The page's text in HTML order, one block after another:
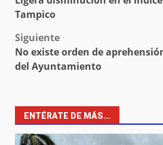
navigation
Tampico
Siguiente
No existe orden de
del Ayuntamiento
ENTÉRATE DE MÁS...